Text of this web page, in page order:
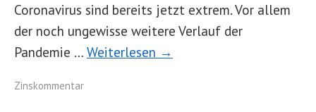
Coronavirus sind bereits jetzt extrem. Vor allem
der noch ungewisse weitere Verlauf der
Pandemie … Weiterlesen →
Zinskommentar